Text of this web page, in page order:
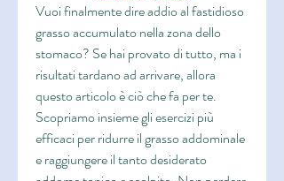
Vuoi finalmente dire addio al fastidioso
grasso accumulato nella zona dello
stomaco? Se hai provato di tutto, ma i
risultati tardano ad arrivare, allora
questo articolo è ciò che fa per te.
Scopriamo insieme gli esercizi più
efficaci per ridurre il grasso addominale
e raggiungere il tanto desiderato